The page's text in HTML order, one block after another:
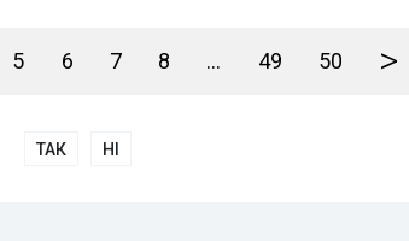
5 6 7 8 ... 49 50 >
ТАК НІ